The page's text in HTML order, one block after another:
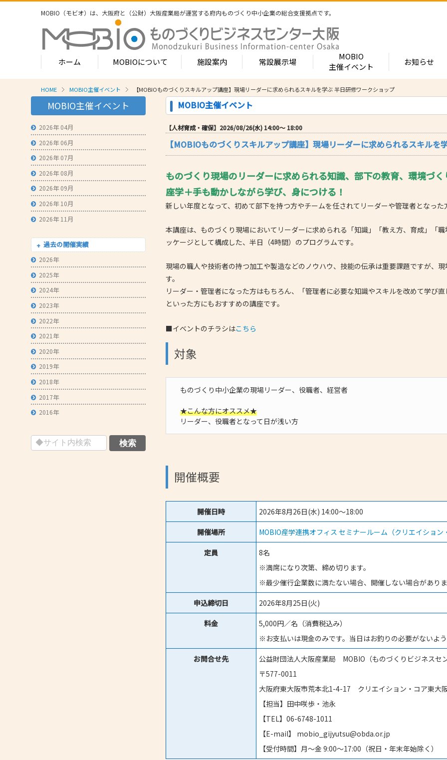
MOBIO（モビオ）は、大阪府と（公財）大阪産業局が運営する府内ものづくり中小企業の総合支援拠点です。
ホーム MOBIOについて
MOBIOのサービス
- ワンストップサービス
- 常設展示場
- MOBIOインキュベート支援
- 取引適正化講習会
- 産学連携の支援
- 産学連携の相談・対応事例
- 技術者育成の支援
- メールマガジン
- ものづくり取引あっせん
- ものづくりB2Bネットワーク
- MOBIOイノベーションセンター
- 展示・商談会
- 大阪ものづくり企業ナビ
- MOBIO主催イベント
- 大阪府中小企業等外国出願支援事業
- 大阪製ブランド認定制度
- 大阪ものづくり企業 海外拠点リスト
MOBIOとは
- MOBIOの4つの
- オープンファク
- ものづくり中小
施設案内
- フロア案内 -北館-
1-2階（常設展示企業五十音順一覧）
常設展示場のご案内
3階
4階（インキュベートルーム）
- フロア案内 -南館-
1階
2階
産学連携オフィス
常設展示場
常設展示場
- MOBIO 常設展示場
視察見学について
展示場出展について
出展のメリット
出展するには？
よくある質問
出展企業紹介
- 出展企業カテ
出展企業一覧（
- 業種から探
加工・処理
機械・装置
化学・樹脂
MOBIO
主催イベント
お知らせ
HOME MOBIO主催イベント 【MOBIOものづくりスキルアップ講座】現場リーダーに求められるスキルを学ぶ 半日研修ワークショップ
MOBIO主催イベント
2026年 04月
2026年 06月
2026年 07月
2026年 08月
2026年 09月
2026年 10月
2026年 11月
過去の開催実績
2026年
2025年
2024年
2023年
2022年
2021年
2020年
2019年
2018年
2017年
2016年
MOBIO主催イベント
【人材育成・確保】2026/08/26(水) 14:00〜 18:00
【MOBIOものづくりスキルアップ講座】現場リーダーに求められるスキルを
ものづくり現場のリーダーに求められる知識、部下の教育、環境づく
座学＋手も動かしながら学び、身につける！
新しい年度となって、初めて部下を持つ方やチームを任されてリーダーや管理者となった
本講座は、ものづくり現場においてリーダーに求められる「知識」「教え方、育成」「
ッケージとして構成した、半日（4時間）のプログラムです。
現場の職人や技術者の持つ加工や製造などのノウハウ、技能の伝承は重要課題ですが、
す。
リーダー・管理者になった方はもちろん、
「管理者に必要な知識やスキルを改めて学び直
といった方にもおすすめの講座です。
■イベントのチラシはこちら
対象
ものづくり中小企業の現場リーダー、役職者、経営者
★こんな方にオススメ★
リーダー、役職者となって日が浅い方
開催概要
開催日時 2026年8月26日(水) 14:00～18:00
開催場所 MOBIO産学連携オフィス セミナールーム（クリエイション
定員
8名
※満席になり次第、締め切ります。
※最少催行企業数に満たない場合、開催しない場合がありま
申込締切日 2026年8月25日(火)
料金
5,000円／名（消費税込み）
※お支払いは現金のみです。当日はお釣りの必要がないよう
お問合せ先
公益財団法人大阪産業局 MOBIO（ものづくりビジネスセン
〒577-0011
大阪府東大阪市荒本北1-4-17 クリエイション・コア東大
【担当】田中咲歩・池永
【TEL】06-6748-1011
【E-mail】 mobio_gijyutsu@obda.or.jp
【受付時間】月～金 9:00～17:00（祝日・年末年始除く）